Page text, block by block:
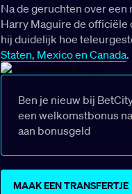
Na de geruchten over
Harry Maguire de officiële
hij duidelijk hoe
Staten, Mexico en Canada.
Ben je nieuw bij
een welkomstbonus
aan bonusgeld
MAAK EEN TRANSFERTJE